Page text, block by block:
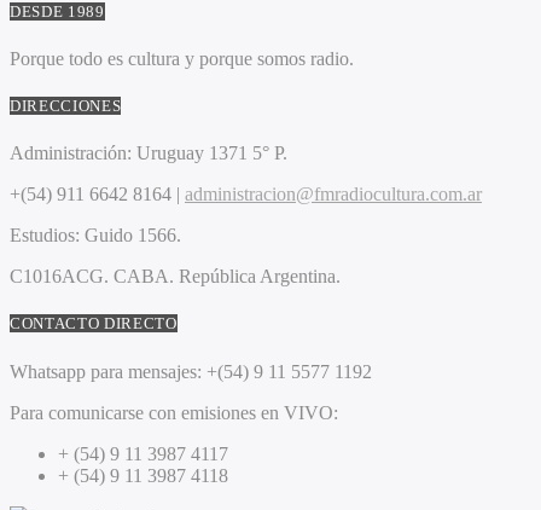
DESDE 1989
Porque todo es cultura y porque somos radio.
DIRECCIONES
Administración: Uruguay 1371 5° P.
+(54) 911 6642 8164 | administracion@fmradiocultura.com.ar
Estudios: Guido 1566.
C1016ACG. CABA. República Argentina.
CONTACTO DIRECTO
Whatsapp para mensajes: +(54) 9 11 5577 1192
Para comunicarse con emisiones en VIVO:
+ (54) 9 11 3987 4117
+ (54) 9 11 3987 4118